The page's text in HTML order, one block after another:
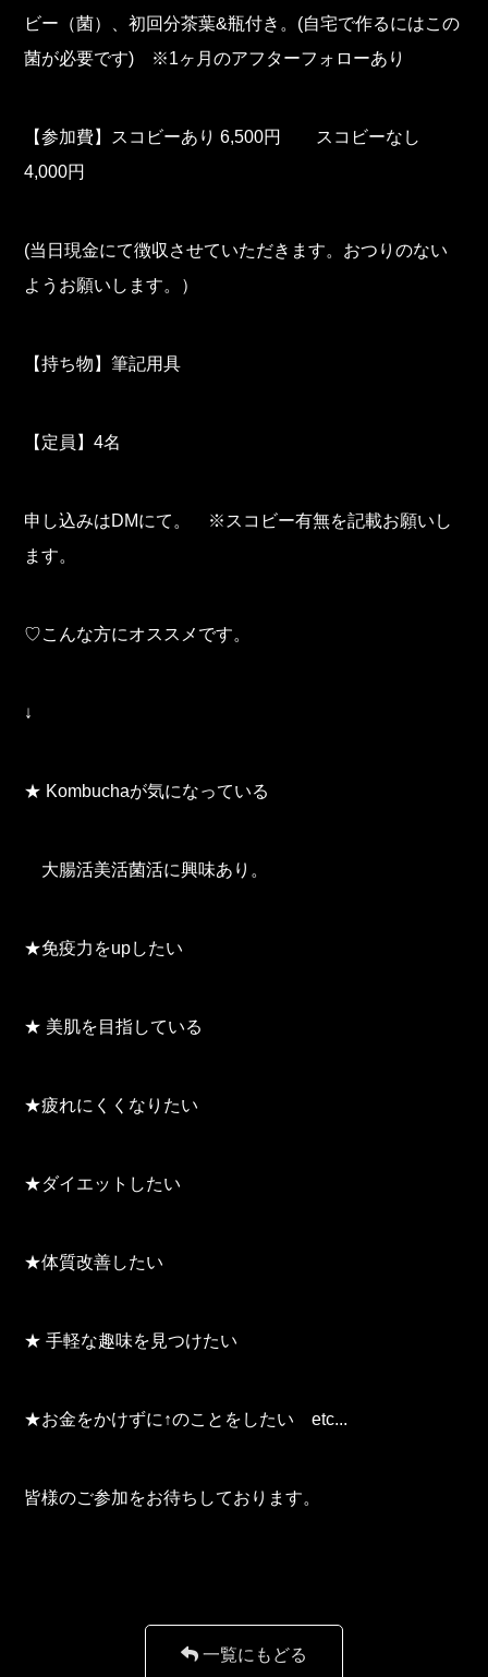
ビー（菌）、初回分茶葉&瓶付き。(自宅で作るにはこの
菌が必要です) ※1ヶ月のアフターフォローあり
【参加費】スコビーあり 6,500円 スコビーなし
4,000円
(当日現金にて徴収させていただきます。おつりのない
ようお願いします。）
【持ち物】筆記用具
【定員】4名
申し込みはDMにて。 ※スコビー有無を記載お願いし
ます。
♡こんな方にオススメです。
↓
★ Kombuchaが気になっている
大腸活美活菌活に興味あり。
★免疫力をupしたい
★ 美肌を目指している
★疲れにくくなりたい
★ダイエットしたい
★体質改善したい
★ 手軽な趣味を見つけたい
★お金をかけずに↑のことをしたい etc...
皆様のご参加をお待ちしております。
一覧にもどる